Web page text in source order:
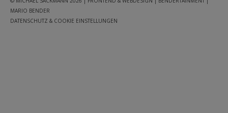
FRAGEBOGEN
MARIO BENDER
DATENSCHUTZ & COOKIE EINSTELLUNGEN